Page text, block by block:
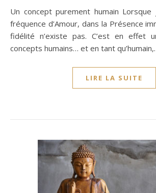
Un concept purement humain Lorsque je réside dans la
fréquence d’Amour, dans la Présence
fidélité n’existe pas. C’est en effet
concepts humains… et en tant
LIRE LA SUITE